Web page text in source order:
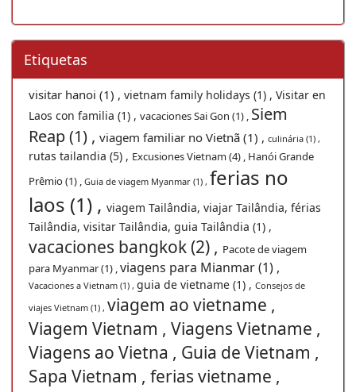
Etiquetas
visitar hanoi (1) , vietnam family holidays (1) , Visitar en
Laos con familia (1) , vacaciones Sai Gon (1) , Siem
Reap (1) , viagem familiar no Vietnã (1) , culinária (1) ,
rutas tailandia (5) , Excusiones Vietnam (4) , Hanói Grande
Prêmio (1) , Guia de viagem Myanmar (1) , ferias no
laos (1) , viagem Tailândia, viajar Tailândia, férias
Tailândia, visitar Tailândia, guia Tailândia (1) ,
vacaciones bangkok (2) , Pacote de viagem
para Myanmar (1) ,viagens para Mianmar (1) ,
Vacaciones a Vietnam (1) , guia de vietname (1) , Consejos de
viajes Vietnam (1) , viagem ao vietname ,
Viagem Vietnam , Viagens Vietname ,
Viagens ao Vietna , Guia de Vietnam ,
Sapa Vietnam , ferias vietname ,